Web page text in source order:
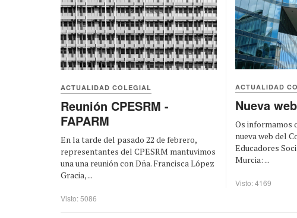
ACTUALIDAD COLEGIAL
Reunión CPESRM -
FAPARM
En la tarde del pasado 22 de febrero,
representantes del CPESRM mantuvimos
una una reunión con Dña. Francisca López
Gracia, ...
Visto: 5086
ACTUALIDAD
Nueva
Os informamos
nueva web del
Educadores
Murcia: ...
Visto: 4169